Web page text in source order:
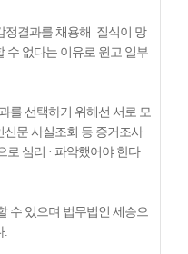
정결과를 채용해 질식이 망
수 없다는 이유로 원고 일부
를 선택하기 위해선 서로 모
문 사실조회 등 증거조사
로 심리 · 파악했어야 한다
수 있으며 법무법인 세승으
.